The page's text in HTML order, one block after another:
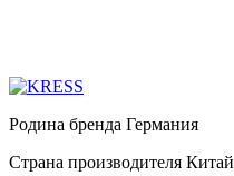
Родина бренда Германия
Страна производителя Китай